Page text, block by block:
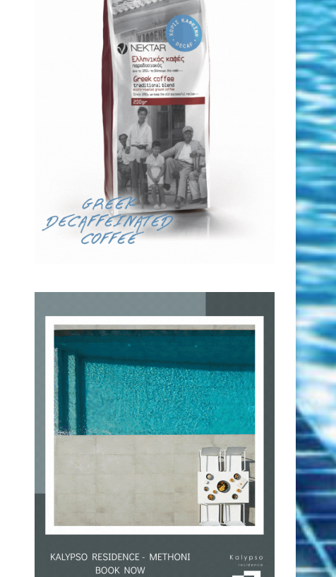
Παίδων: «Γλυκόξινη» νίκη για την...
6 Αυγούστου 2026
ΑΠΟΚΛΕΙΣΤΙΚΟ –
Ουντόβιτσιτς στο #AQF24:
μας...
6 Αυγούστου 2026